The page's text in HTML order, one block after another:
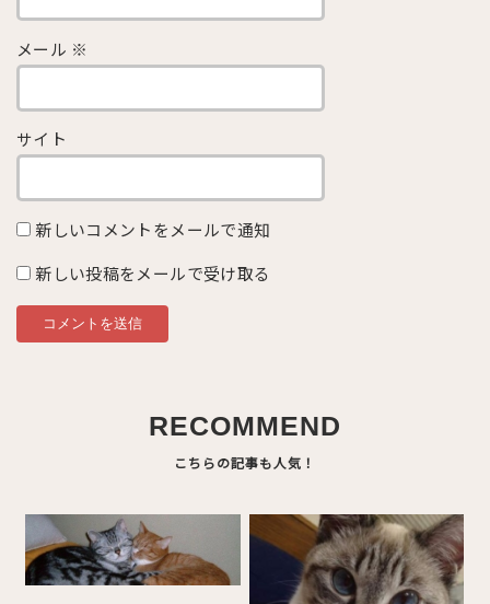
メール ※
サイト
新しいコメントをメールで通知
新しい投稿をメールで受け取る
RECOMMEND